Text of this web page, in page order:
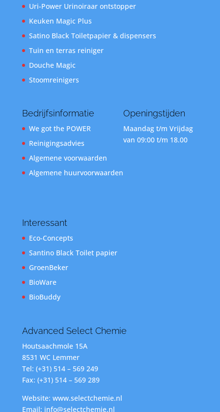
Uri-Power Urinoiraar ontstopper
Keuken Magic Plus
Satino Black Toiletpapier & dispensers
Tuin en terras reiniger
Douche Magic
Stoomreinigers
Bedrijfsinformatie
We got the POWER
Reinigingsadvies
Algemene voorwaarden
Algemene huurvoorwaarden
Openingstijden
Maandag t/m Vrijdag
van 09:00 t/m 18.00
Interessant
Eco-Concepts
Santino Black Toilet papier
GroenBeker
BioWare
BioBuddy
Advanced Select Chemie
Houtsaachmole 15A
8531 WC Lemmer
Tel: (+31) 514 – 569 249
Fax: (+31) 514 – 569 289
Website: www.selectchemie.nl
Email: info@selectchemie.nl